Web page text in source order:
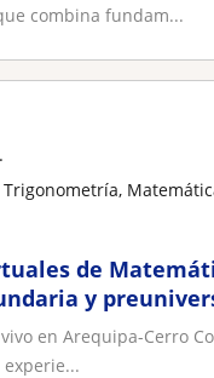
combina fundam...
de
y
en Arequipa-Cerro